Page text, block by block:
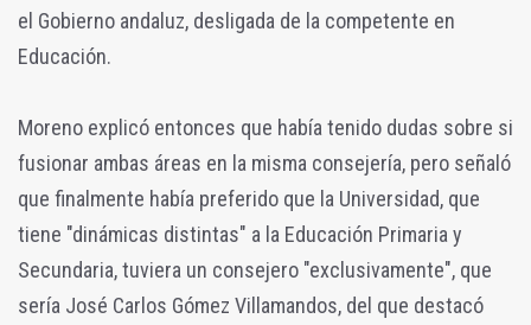
el Gobierno andaluz, desligada de la competente en
Educación.
Moreno explicó entonces que había tenido dudas sobre si
fusionar ambas áreas en la misma consejería, pero señaló
que finalmente había preferido que la Universidad, que
tiene "dinámicas distintas" a la Educación Primaria y
Secundaria, tuviera un consejero "exclusivamente", que
sería José Carlos Gómez Villamandos, del que destacó